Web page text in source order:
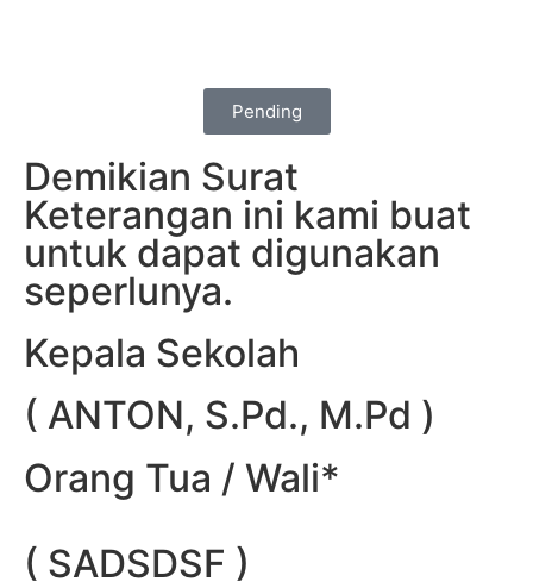
Pending
Demikian Surat
Keterangan ini kami buat
untuk dapat digunakan
seperlunya.
Kepala Sekolah
( ANTON, S.Pd., M.Pd )
Orang Tua / Wali*
( SADSDSF )